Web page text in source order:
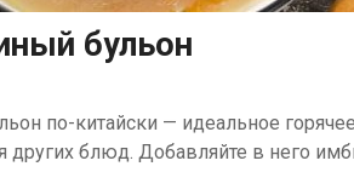
бульон
по-китайски — идеальное
других блюд. Добавляйте в него